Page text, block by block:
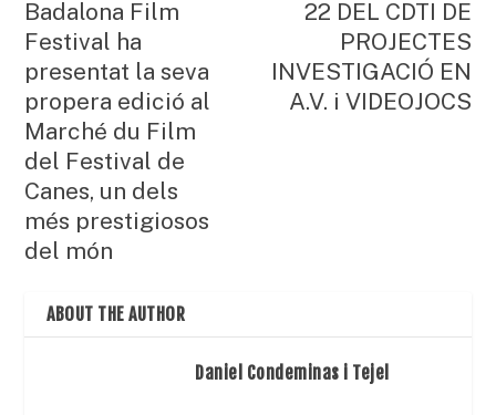
Badalona Film
Festival ha
presentat la seva
propera edició al
Marché du Film
del Festival de
Canes, un dels
més prestigiosos
del món
22 DEL CDTI DE
PROJECTES
INVESTIGACIÓ EN
A.V. i VIDEOJOCS
ABOUT THE AUTHOR
Daniel Condeminas i Tejel